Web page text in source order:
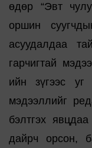
өдөр “Эвт
оршин
асуудалдаа
гарчигтай
ийн зүгээс уг
мэдээллийг
бэлтгэх
дайрч орсон,